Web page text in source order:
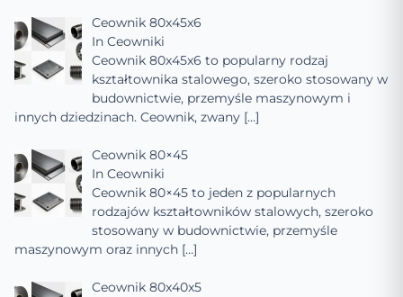
Ceownik 80x45x6
In Ceowniki
Ceownik 80x45x6 to popularny rodzaj
kształtownika stalowego, szeroko stosowany w
budownictwie, przemyśle maszynowym i
innych dziedzinach. Ceownik, zwany […]
Ceownik 80×45
In Ceowniki
Ceownik 80×45 to jeden z popularnych
rodzajów kształtowników stalowych, szeroko
stosowany w budownictwie, przemyśle
maszynowym oraz innych […]
Ceownik 80x40x5